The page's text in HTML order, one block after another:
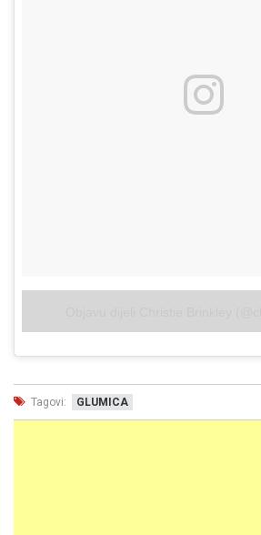
Tagovi: GLUMICA